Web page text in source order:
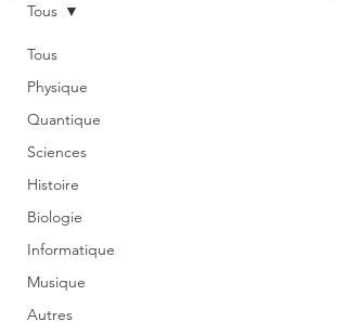
Tous
Physique
Quantique
Sciences
Histoire
Biologie
Informatique
Musique
Autres
Tous